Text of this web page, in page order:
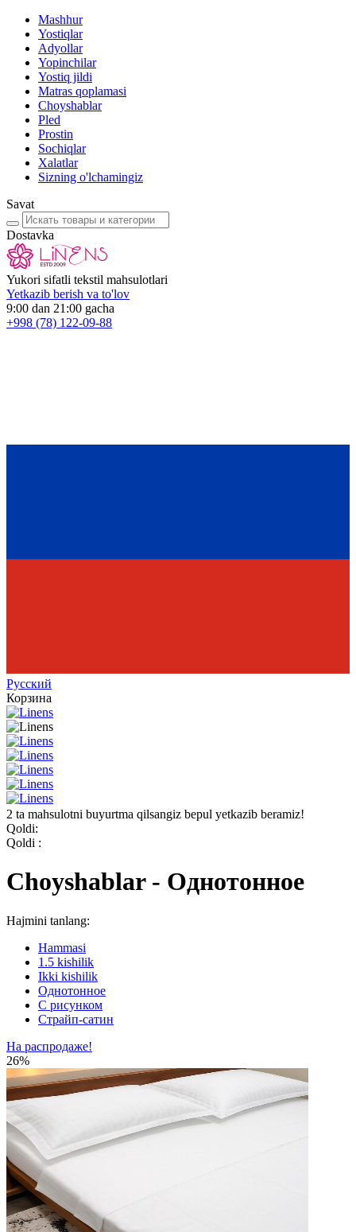
Mashhur
Yostiqlar
Adyollar
Yopinchilar
Yostiq jildi
Matras qoplamasi
Choyshablar
Pled
Prostin
Sochiqlar
Xalatlar
Sizning o'lchamingiz
Savat
Dostavka
Yukori sifatli tekstil mahsulotlari
Yetkazib berish va to'lov
9:00 dan 21:00 gacha
+998 (78) 122-09-88
Русский
Корзина
2 ta mahsulotni buyurtma qilsangiz bepul yetkazib beramiz!
Qoldi:
Qoldi :
Choyshablar - Однотонное
Hajmini tanlang:
Hammasi
1.5 kishilik
Ikki kishilik
Однотонное
С рисунком
Страйп-сатин
На распродаже!
26%